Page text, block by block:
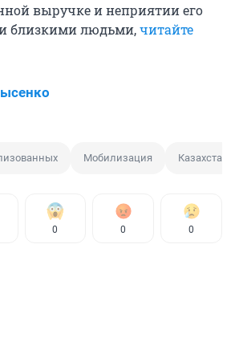
выручке и неприятии его
близкими людьми,читайте
Мобилизация Казахстан
0 0 0